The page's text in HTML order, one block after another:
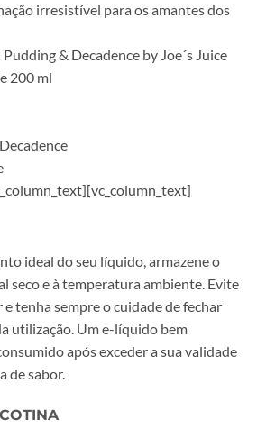
irresistível para os amantes dos
& Decadence by Joe´s Juice
200 ml
ideal do seu líquido, armazene o
seco e à temperatura ambiente. Evite
e tenha sempre o cuidade de fechar
utilização. Um e-líquido bem
após exceder a sua validade
de sabor.